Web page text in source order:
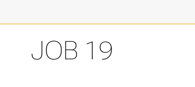
JOB 19